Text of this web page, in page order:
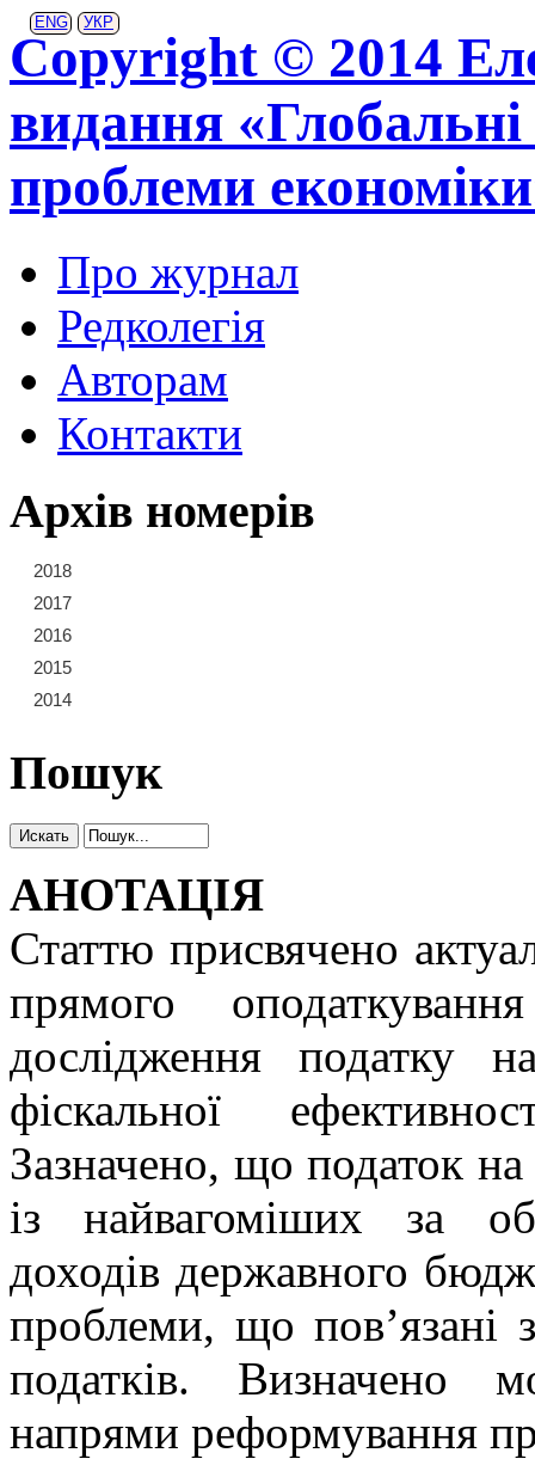
ENG УКР
Copyright © 2014
видання «Глобальні
проблеми
Про журнал
Редколегія
Авторам
Контакти
Архів номерів
2018
2017
2016
2015
2014
Пошук
АНОТАЦІЯ
Статтю присвячено
прямого
дослідження податку
фіскальної
Зазначено, що податок
із найвагоміших за
доходів державного
проблеми, що пов’язані
податків. Визначено
напрями реформування